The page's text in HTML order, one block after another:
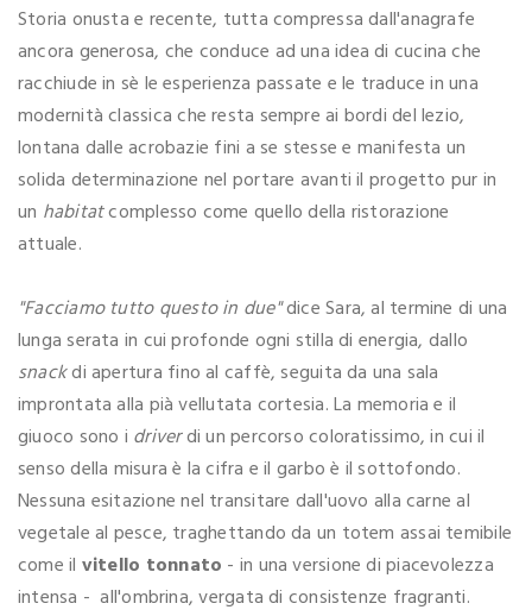
Storia onusta e recente, tutta compressa dall'anagrafe
ancora generosa, che conduce ad una idea di cucina che
racchiude in sè le esperienza passate e le traduce in una
modernità classica che resta sempre ai bordi del lezio,
lontana dalle acrobazie fini a se stesse e manifesta un
solida determinazione nel portare avanti il progetto pur in
un habitatcomplesso come quello della ristorazione
attuale.
"Facciamo tutto questo in due"dice Sara, al termine di una
lunga serata in cui profonde ogni stilla di energia, dallo
snackdi apertura fino al caffè, seguita da una sala
improntata alla pià vellutata cortesia. La memoria e il
giuoco sono i driverdi un percorso coloratissimo, in cui il
senso della misura è la cifra e il garbo è il sottofondo.
Nessuna esitazione nel transitare dall'uovo alla carne al
vegetale al pesce, traghettando da un totem assai temibile
come il vitello tonnato - in una versione di piacevolezza
intensa - all'ombrina, vergata di consistenze fragranti.